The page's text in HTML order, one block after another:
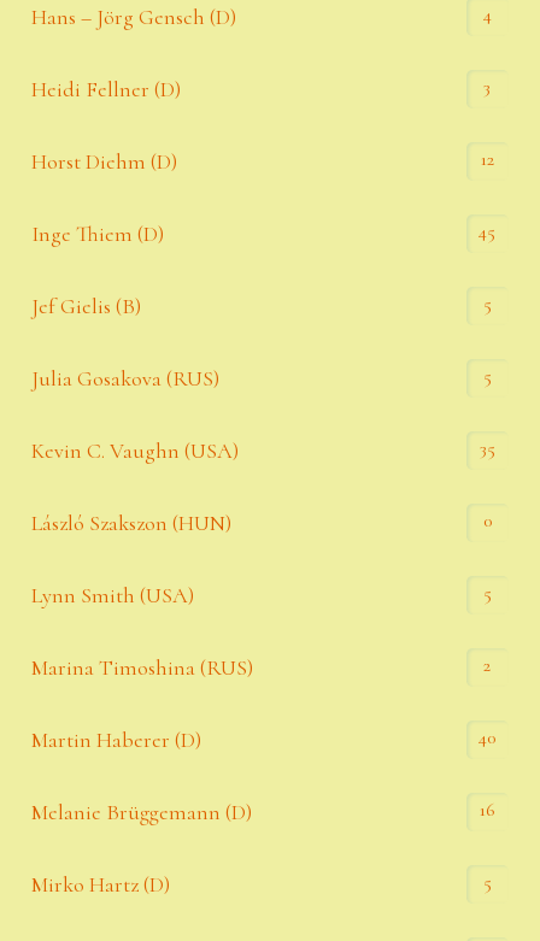
Hans – Jörg Gensch (D) 4
Heidi Fellner (D) 3
Horst Diehm (D) 12
Inge Thiem (D) 45
Jef Gielis (B) 5
Julia Gosakova (RUS) 5
Kevin C. Vaughn (USA) 35
László Szakszon (HUN) 0
Lynn Smith (USA) 5
Marina Timoshina (RUS) 2
Martin Haberer (D) 40
Melanie Brüggemann (D) 16
Mirko Hartz (D) 5